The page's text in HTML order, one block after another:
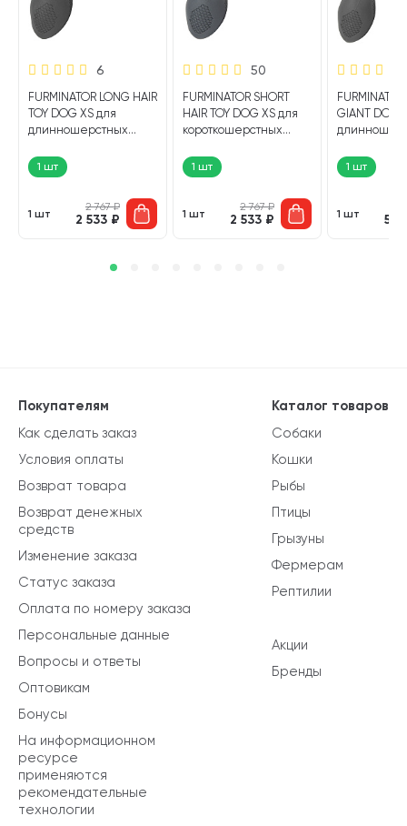
6
FURMINATOR LONG HAIR
TOY DOG XS для
длинношерстных
пород (1 шт)
1 шт
1 шт
2 767₽
2 533 ₽
50
FURMINATOR SHORT
HAIR TOY DOG XS для
короткошерстных
пород (1 шт)
1 шт
1 шт
2 767₽
2 533 ₽
GIANT DOG
пород (1 шт)
1 шт
1 шт 5
Каталог товаров
Собаки
Кошки
Рыбы
Птицы
Грызуны
Фермерам
Рептилии
Акции
Бренды
Покупателям
Как сделать заказ
Условия оплаты
Возврат товара
Возврат денежных
средств
Изменение заказа
Статус заказа
Оплата по номеру заказа
Персональные данные
Вопросы и ответы
Оптовикам
Бонусы
На информационном
ресурсе
применяются
рекомендательные
технологии